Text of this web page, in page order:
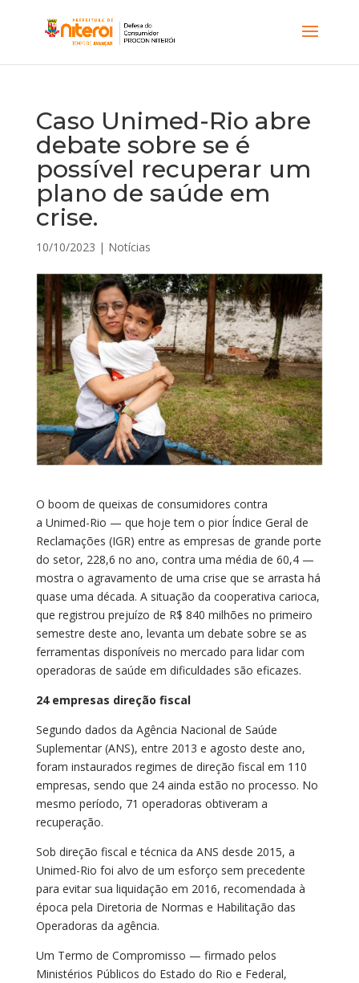
Caso Unimed-Rio abre
debate sobre se é
possível recuperar um
plano de saúde em
crise.
10/10/2023 | Notícias
O boom de queixas de consumidores contra
a Unimed-Rio — que hoje tem o pior Índice Geral de
Reclamações (IGR) entre as empresas de grande porte
do setor, 228,6 no ano, contra uma média de 60,4 —
mostra o agravamento de uma crise que se arrasta há
quase uma década. A situação da cooperativa carioca,
que registrou prejuízo de R$ 840 milhões no primeiro
semestre deste ano, levanta um debate sobre se as
ferramentas disponíveis no mercado para lidar com
operadoras de saúde em dificuldades são eficazes.
24 empresas direção fiscal
Segundo dados da Agência Nacional de Saúde
Suplementar (ANS), entre 2013 e agosto deste ano,
foram instaurados regimes de direção fiscal em 110
empresas, sendo que 24 ainda estão no processo. No
mesmo período, 71 operadoras obtiveram a
recuperação.
Sob direção fiscal e técnica da ANS desde 2015, a
Unimed-Rio foi alvo de um esforço sem precedente
para evitar sua liquidação em 2016, recomendada à
época pela Diretoria de Normas e Habilitação das
Operadoras da agência.
Um Termo de Compromisso — firmado pelos
Ministérios Públicos do Estado do Rio e Federal,